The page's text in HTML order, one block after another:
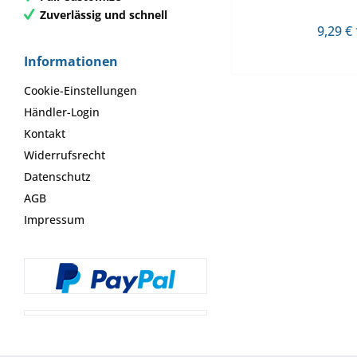
Zuverlässig und schnell
Informationen
Cookie-Einstellungen
Händler-Login
Kontakt
Widerrufsrecht
Datenschutz
AGB
Impressum
9,29 €